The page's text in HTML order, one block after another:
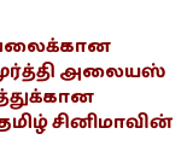
அலையஸ்
சினிமாவின்